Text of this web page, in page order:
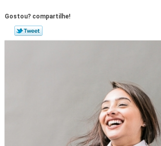
Gostou? compartilhe!